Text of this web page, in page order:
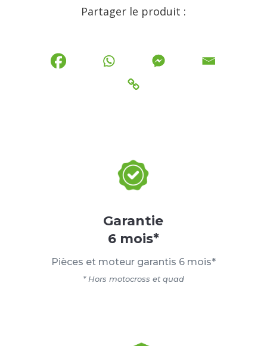
Partager le produit :
Garantie
6 mois*
Pièces et moteur garantis 6 mois*
* Hors motocross et quad